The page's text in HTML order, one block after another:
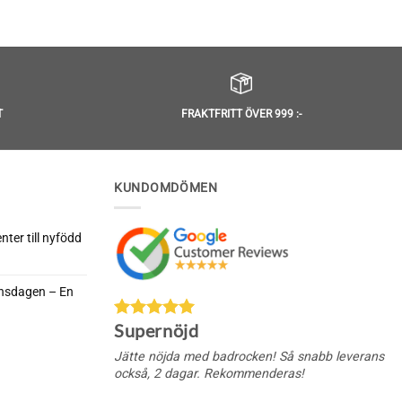
FRAKTFRITT ÖVER 999 :-
till nyfödd
– En
KUNDOMDÖMEN
Supernöjd
Jätte nöjda med badrocken! Så snabb leverans
också, 2 dagar. Rekommenderas!